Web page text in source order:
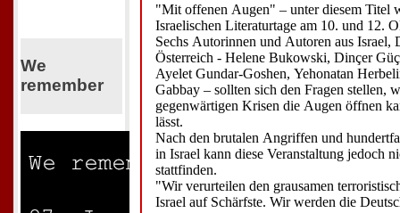
We
remember
"Mit offenen Augen" – unter diesem Titel
Israelischen Literaturtage am 10. und 12.
Sechs Autorinnen und Autoren aus Israel,
Österreich - Helene Bukowski, Dinçer
Ayelet Gundar-Goshen, Yehonatan
Gabbay – sollten sich den Fragen stellen,
gegenwärtigen Krisen die Augen öffnen
lässt.
Nach den brutalen Angriffen und
in Israel kann diese Veranstaltung jedoch
stattfinden.
"Wir verurteilen den grausamen
Israel auf Schärfste. Wir werden die